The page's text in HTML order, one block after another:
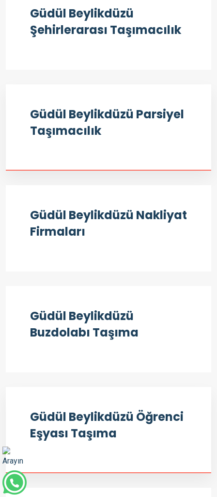
Güdül Beylikdüzü
Şehirlerarası Taşımacılık
Güdül Beylikdüzü Parsiyel
Taşımacılık
Güdül Beylikdüzü Nakliyat
Firmaları
Güdül Beylikdüzü
Buzdolabı Taşıma
Güdül Beylikdüzü Öğrenci
Eşyası Taşıma